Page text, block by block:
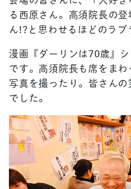
る西原さん。高須院長の
ん!?と思わせるほどのラブ
漫画『ダーリンは70歳』
です。高須院長も席をまわ
写真を撮ったり。皆さん
でした。